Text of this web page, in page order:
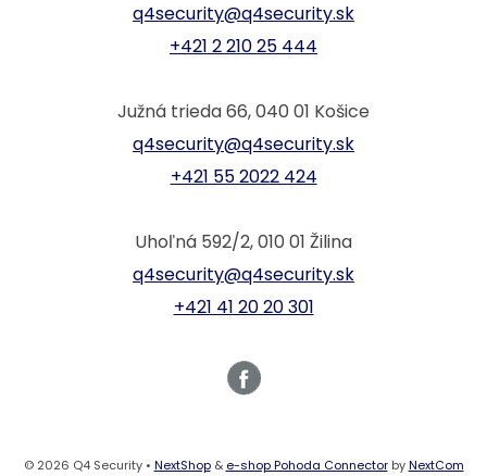
q4security@q4security.sk
+421 2 210 25 444
Južná trieda 66, 040 01 Košice
q4security@q4security.sk
+421 55 2022 424
Uhoľná 592/2, 010 01 Žilina
q4security@q4security.sk
+421 41 20 20 301
© 2026 Q4 Security • NextShop& e-shop Pohoda ConnectorbyNextCom